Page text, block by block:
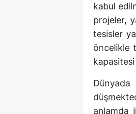
kabul
projeler,
tesisler
öncelikle
anlamda